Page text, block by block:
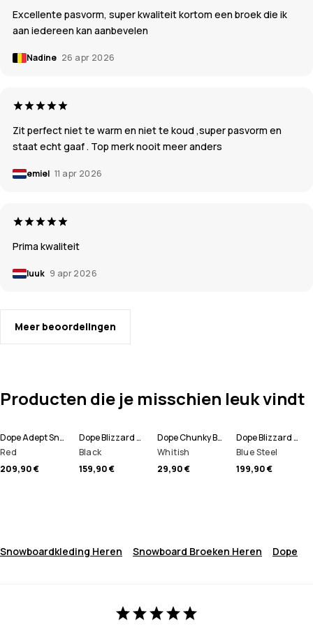
Excellente pasvorm, super kwaliteit kortom een broek die ik
aan iedereen kan aanbevelen
Nadine 26 apr 2026
Zit perfect niet te warm en niet te koud ,super pasvorm en
staat echt gaaf . Top merk nooit meer anders
emiel 11 apr 2026
Prima kwaliteit
luuk 9 apr 2026
Meer beoordelingen
Producten die je misschien leuk vindt
Dope Adept Snowboard jas Heren
Red
209,90 €
Dope Blizzard Snowboard Broek Heren
Black
159,90 €
Dope Chunky Beanie
Whitish
29,90 €
Dope Blizzard Full Zip Snowboard jas Heren
Blue Steel
199,90 €
Snowboardkleding Heren Snowboard Broeken Heren Dope